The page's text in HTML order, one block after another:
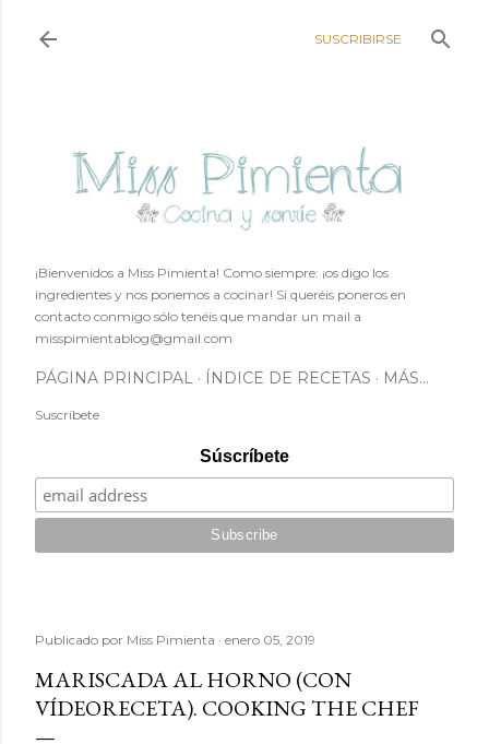
SUSCRIBIRSE
¡Bienvenidos a Miss Pimienta! Como siempre: ¡os digo los
ingredientes y nos ponemos a cocinar! Si queréis poneros en
contacto conmigo sólo tenéis que mandar un mail a
misspimientablog@gmail.com
PÁGINA PRINCIPAL ÍNDICE DE RECETAS MÁS…
Suscríbete
Súscríbete
Publicado por Miss Pimienta enero 05, 2019
MARISCADA AL HORNO (CON
VÍDEORECETA). COOKING THE CHEF